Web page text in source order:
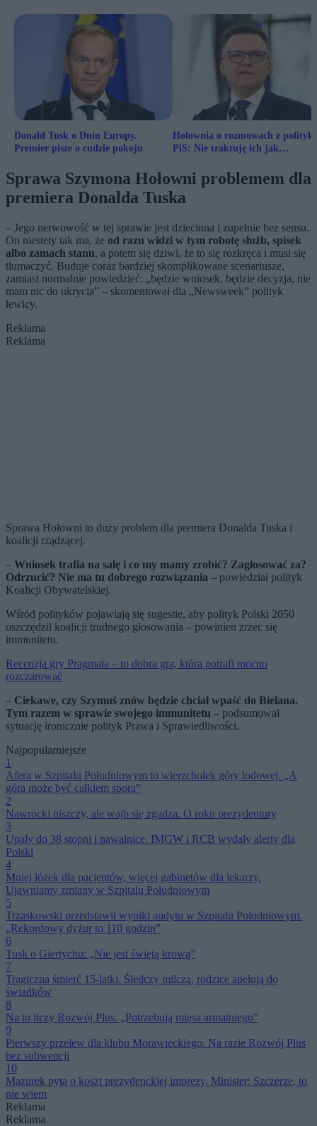
Donald Tusk o Dniu Europy.
Premier pisze o cudzie pokoju
Hołownia o rozmowach z
PiS: Nie traktuję ich jak
Sprawa Szymona Hołowni problemem dla
premiera Donalda Tuska
– Jego nerwowość w tej sprawie jest dziecinna i zupełnie bez sensu.
On niestety tak ma, że od razu widzi w tym robotę służb, spisek
albo zamach stanu, a potem się dziwi, że to się rozkręca i musi się
tłumaczyć. Buduje coraz bardziej skomplikowane scenariusze,
zamiast normalnie powiedzieć: „będzie wniosek, będzie decyzja, nie
mam nic do ukrycia” – skomentował dla „Newsweek” polityk
lewicy.
Reklama
Reklama
Sprawa Hołowni to duży problem dla premiera Donalda Tuska i
koalicji rządzącej.
– Wniosek trafia na salę i co my mamy zrobić? Zagłosować za?
Odrzucić? Nie ma tu dobrego rozwiązania – powiedział polityk
Koalicji Obywatelskiej.
Wśród polityków pojawiają się sugestie, aby polityk Polski 2050
oszczędził koalicji trudnego głosowania – powinien zrzec się
immunitetu.
Recenzja gry Pragmata – to dobra gra, która potrafi mocno
rozczarować
– Ciekawe, czy Szymuś znów będzie chciał wpaść do Bielana.
Tym razem w sprawie swojego immunitetu – podsumował
sytuację ironicznie polityk Prawa i Sprawiedliwości.
Najpopularniejsze
1
Afera w Szpitalu Południowym to wierzchołek góry lodowej. „A
góra może być całkiem spora”
2
Nawrocki niszczy, ale wajb się zgadza. O roku prezydentury
3
Upały do 38 stopni i nawałnice. IMGW i RCB wydały alerty dla
Polski
4
Mniej łóżek dla pacjentów, więcej gabinetów dla lekarzy.
Ujawniamy zmiany w Szpitalu Południowym
5
Trzaskowski przedstawił wyniki audytu w Szpitalu Południowym.
„Rekordowy dyżur to 110 godzin”
6
Tusk o Giertychu: „Nie jest świętą krową”
7
Tragiczna śmierć 15-latki. Śledczy milczą, rodzice apelują do
świadków
8
Na to liczy Rozwój Plus. „Potrzebują mięsa armatniego”
9
Pierwszy przelew dla klubu Morawieckiego. Na razie Rozwój Plus
bez subwencji
10
Mazurek pyta o koszt prezydenckiej imprezy. Minister: Szczerze, to
nie wiem
Reklama
Reklama